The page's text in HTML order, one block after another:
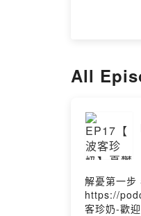
All
解憂第一步
https://
客珍奶-歡